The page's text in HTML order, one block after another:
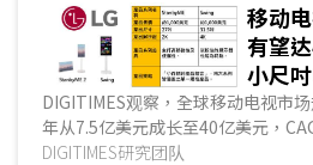
移动
有望
小尺
升电
DIGITIMES观察，全球移动电视市
年从7.5亿美元成长至40亿美元，
移动电视的移动性与可携性开创出
DIGITIMES研究团队